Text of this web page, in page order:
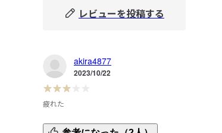
レビューを投稿する
akira4877
2023/10/22
疲れた
座面・背面のクッションに取り付けるのが大変